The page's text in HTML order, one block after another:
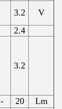
3.2
V
2.4
3.2
- 20
Lm